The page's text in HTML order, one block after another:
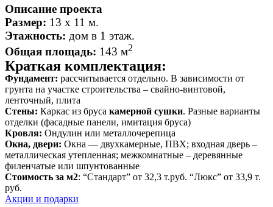
Описание проекта
Размер: 13 x 11 м.
Этажность: дом в 1 этаж.
Общая площадь: 143 м2
Краткая комплектация:
Фундамент: рассчитывается отдельно. В зависимости от
грунта на участке строительства – свайно-винтовой,
ленточный, плита
Стены: Каркас из бруса камерной сушки. Разные варианты
отделки (фасадные панели, имитация бруса)
Кровля: Ондулин или металлочерепица
Окна, двери: Окна — двухкамерные, ПВХ; входная дверь –
металлическая утепленная; межкомнатные – деревянные
филенчатые или шпунтованные
Стоимость за м2: “Стандарт” от 32,3 т.руб. “Люкс” от 33,9 т.
руб.
Акции и подарки